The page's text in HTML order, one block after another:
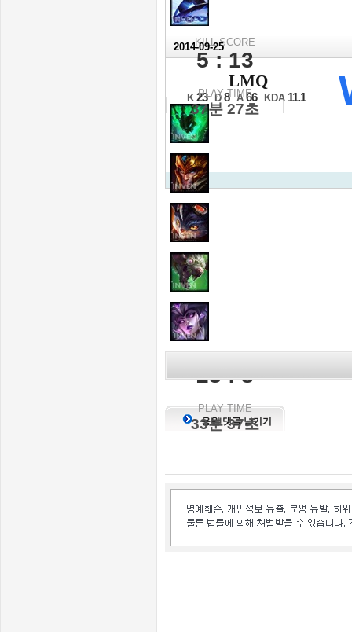
KILL SCORE
5 : 13
PLAY TIME
37분 27초
2014-09-25
16강 C조 1경기
LMQ
K 23 D 8 A 66 KDA 11.1
23 : 8
PLAY TIME
33분 37초
응원 댓글 남기기